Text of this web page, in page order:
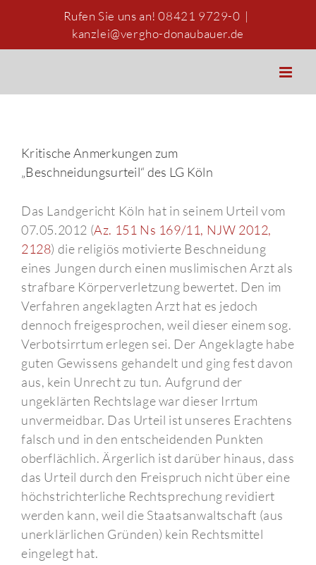
springen
Rufen Sie uns an! 08421 9729-0 |
kanzlei@vergho-donaubauer.de
Kritische Anmerkungen zum
„Beschneidungsurteil“ des LG Köln
Das Landgericht Köln hat in seinem Urteil vom
07.05.2012 (Az. 151 Ns 169/11, NJW 2012,
2128) die religiös motivierte Beschneidung
eines Jungen durch einen muslimischen Arzt als
strafbare Körperverletzung bewertet. Den im
Verfahren angeklagten Arzt hat es jedoch
dennoch freigesprochen, weil dieser einem sog.
Verbotsirrtum erlegen sei. Der Angeklagte habe
guten Gewissens gehandelt und ging fest davon
aus, kein Unrecht zu tun. Aufgrund der
ungeklärten Rechtslage war dieser Irrtum
unvermeidbar. Das Urteil ist unseres Erachtens
falsch und in den entscheidenden Punkten
oberflächlich. Ärgerlich ist darüber hinaus, dass
das Urteil durch den Freispruch nicht über eine
höchstrichterliche Rechtsprechung revidiert
werden kann, weil die Staatsanwaltschaft (aus
unerklärlichen Gründen) kein Rechtsmittel
eingelegt hat.